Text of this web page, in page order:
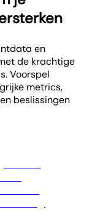
en
de krachtige
Voorspel
metrics,
beslissingen